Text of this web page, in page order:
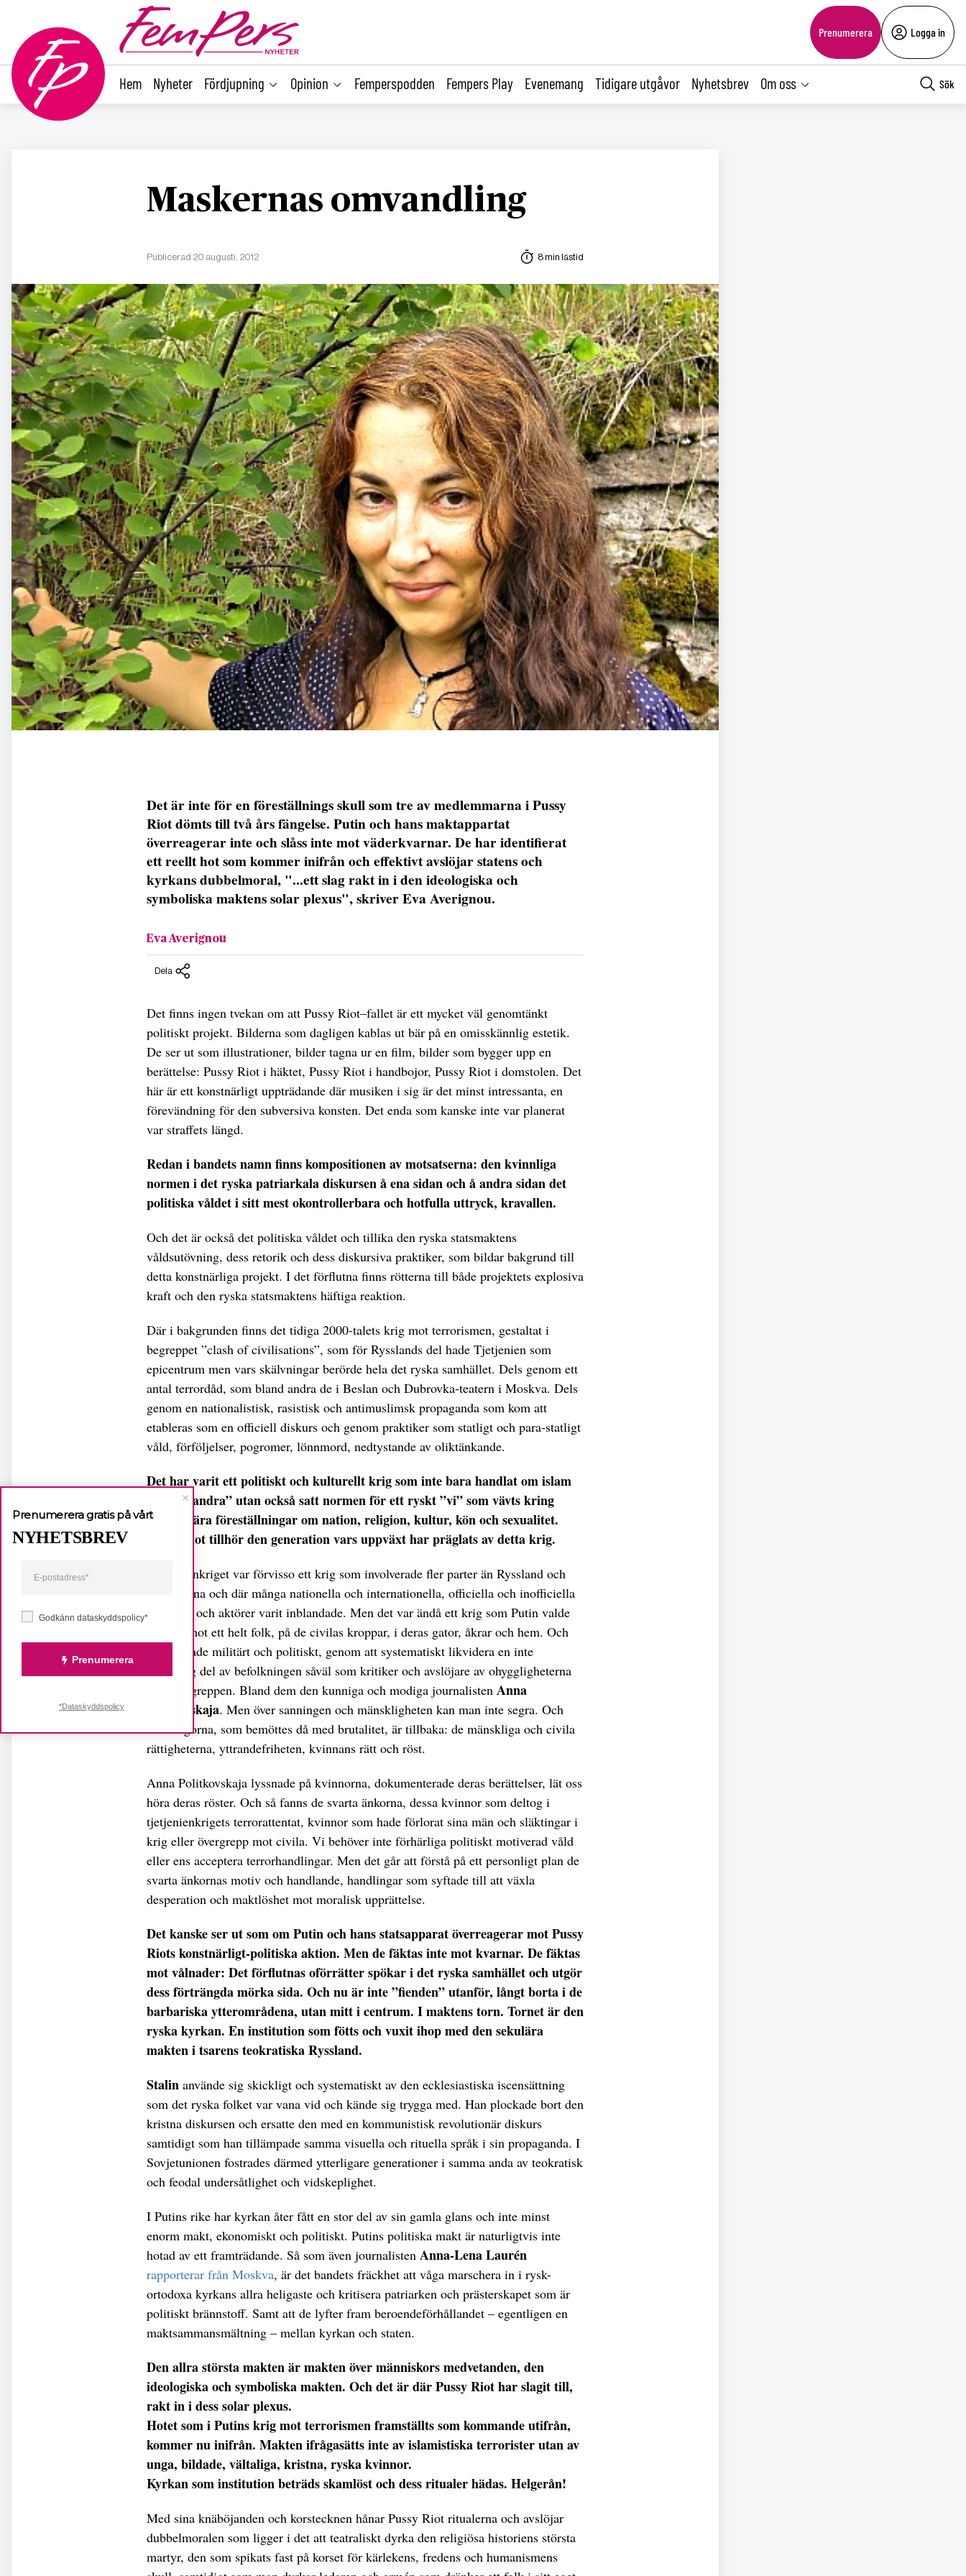
Prenumerera Logga in
Hem Nyheter Fördjupning Opinion Femperspodden Fempers Play Evenemang Tidigare utgåvor Nyhetsbrev Om oss Sök
Maskernas omvandling
Publicerad 20 augusti, 2012 8 min lästid
Det är inte för en föreställnings skull som tre av medlemmarna i Pussy
Riot dömts till två års fängelse. Putin och hans maktappartat
överreagerar inte och slåss inte mot väderkvarnar. De har identifierat
ett reellt hot som kommer inifrån och effektivt avslöjar statens och
kyrkans dubbelmoral, "...ett slag rakt in i den ideologiska och
symboliska maktens solar plexus", skriver Eva Averignou.
Eva Averignou
Dela
Det finns ingen tvekan om att Pussy Riot–fallet är ett mycket väl genomtänkt
politiskt projekt. Bilderna som dagligen kablas ut bär på en omisskännlig estetik.
De ser ut som illustrationer, bilder tagna ur en film, bilder som bygger upp en
berättelse: Pussy Riot i häktet, Pussy Riot i handbojor, Pussy Riot i domstolen. Det
här är ett konstnärligt uppträdande där musiken i sig är det minst intressanta, en
förevändning för den subversiva konsten. Det enda som kanske inte var planerat
var straffets längd.
Redan i bandets namn finns kompositionen av motsatserna: den kvinnliga
normen i det ryska patriarkala diskursen å ena sidan och å andra sidan det
politiska våldet i sitt mest okontrollerbara och hotfulla uttryck, kravallen.
Och det är också det politiska våldet och tillika den ryska statsmaktens
våldsutövning, dess retorik och dess diskursiva praktiker, som bildar bakgrund till
detta konstnärliga projekt. I det förflutna finns rötterna till både projektets explosiva
kraft och den ryska statsmaktens häftiga reaktion.
Där i bakgrunden finns det tidiga 2000-talets krig mot terrorismen, gestaltat i
begreppet ”clash of civilisations”, som för Rysslands del hade Tjetjenien som
epicentrum men vars skälvningar berörde hela det ryska samhället. Dels genom ett
antal terrordåd, som bland andra de i Beslan och Dubrovka-teatern i Moskva. Dels
genom en nationalistisk, rasistisk och antimuslimsk propaganda som kom att
etableras som en officiell diskurs och genom praktiker som statligt och para-statligt
våld, förföljelser, pogromer, lönnmord, nedtystande av oliktänkande.
Det har varit ett politiskt och kulturellt krig som inte bara handlat om islam
och ”de andra” utan också satt normen för ett ryskt ”vi” som vävts kring
reaktionära föreställningar om nation, religion, kultur, kön och sexualitet.
Pussy Riot tillhör den generation vars uppväxt har präglats av detta krig.
Tjetjenienkriget var förvisso ett krig som involverade fler parter än Ryssland och
Tjetjenerna och där många nationella och internationella, officiella och inofficiella
intressen och aktörer varit inblandade. Men det var ändå ett krig som Putin valde
att föra mot ett helt folk, på de civilas kroppar, i deras gator, åkrar och hem. Och
han segrade militärt och politiskt, genom att systematiskt likvidera en inte
oansenlig del av befolkningen såväl som kritiker och avslöjare av ohyggligheterna
och övergreppen. Bland dem den kunniga och modiga journalisten Anna
Politkovskaja. Men över sanningen och mänskligheten kan man inte segra. Och
kärnfrågorna, som bemöttes då med brutalitet, är tillbaka: de mänskliga och civila
rättigheterna, yttrandefriheten, kvinnans rätt och röst.
Anna Politkovskaja lyssnade på kvinnorna, dokumenterade deras berättelser, lät oss
höra deras röster. Och så fanns de svarta änkorna, dessa kvinnor som deltog i
tjetjenienkrigets terrorattentat, kvinnor som hade förlorat sina män och släktingar i
krig eller övergrepp mot civila. Vi behöver inte förhärliga politiskt motiverad våld
eller ens acceptera terrorhandlingar. Men det går att förstå på ett personligt plan de
svarta änkornas motiv och handlande, handlingar som syftade till att växla
desperation och maktlöshet mot moralisk upprättelse.
Det kanske ser ut som om Putin och hans statsapparat överreagerar mot Pussy
Riots konstnärligt-politiska aktion. Men de fäktas inte mot kvarnar. De fäktas
mot vålnader: Det förflutnas oförrätter spökar i det ryska samhället och utgör
dess förträngda mörka sida. Och nu är inte ”fienden” utanför, långt borta i de
barbariska ytterområdena, utan mitt i centrum. I maktens torn. Tornet är den
ryska kyrkan. En institution som fötts och vuxit ihop med den sekulära
makten i tsarens teokratiska Ryssland.
Stalin använde sig skickligt och systematiskt av den ecklesiastiska iscensättning
som det ryska folket var vana vid och kände sig trygga med. Han plockade bort den
kristna diskursen och ersatte den med en kommunistisk revolutionär diskurs
samtidigt som han tillämpade samma visuella och rituella språk i sin propaganda. I
Sovjetunionen fostrades därmed ytterligare generationer i samma anda av teokratisk
och feodal undersåtlighet och vidskeplighet.
I Putins rike har kyrkan åter fått en stor del av sin gamla glans och inte minst
enorm makt, ekonomiskt och politiskt. Putins politiska makt är naturligtvis inte
hotad av ett framträdande. Så som även journalisten Anna-Lena Laurén
rapporterar från Moskva, är det bandets fräckhet att våga marschera in i rysk-
ortodoxa kyrkans allra heligaste och kritisera patriarken och prästerskapet som är
politiskt brännstoff. Samt att de lyfter fram beroendeförhållandet – egentligen en
maktsammansmältning – mellan kyrkan och staten.
Den allra största makten är makten över människors medvetanden, den
ideologiska och symboliska makten. Och det är där Pussy Riot har slagit till,
rakt in i dess solar plexus.
Hotet som i Putins krig mot terrorismen framställts som kommande utifrån,
kommer nu inifrån. Makten ifrågasätts inte av islamistiska terrorister utan av
unga, bildade, vältaliga, kristna, ryska kvinnor.
Kyrkan som institution beträds skamlöst och dess ritualer hädas. Helgerån!
Med sina knäböjanden och korstecknen hånar Pussy Riot ritualerna och avslöjar
dubbelmoralen som ligger i det att teatraliskt dyrka den religiösa historiens största
martyr, den som spikats fast på korset för kärlekens, fredens och humanismens
Godkänn dataskyddspolicy*
Prenumerera
Prenumerera gratis på vårt
NYHETSBREV
*Dataskyddspolicy